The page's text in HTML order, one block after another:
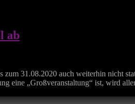
ab
31.08.2020 auch weiterhin nicht
eine „Großveranstaltung“ ist, wird